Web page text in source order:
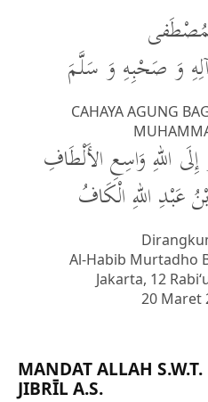
وَ صَحْبِهِ وَ سَلَّمَ
CAHAYA AGUNG
اللهِ وَاسِعِ الأَلْطَافِ
عَبْدِ اللهِ الْكَافُ
Al-Habib Murtadho
Jakarta, 12
20 Maret
MANDAT ALLAH
JIBRĪL A.S.